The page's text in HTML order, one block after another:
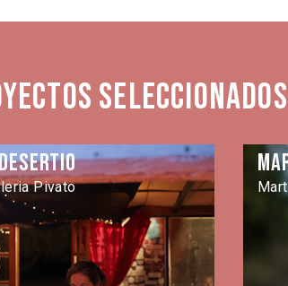
Pivato